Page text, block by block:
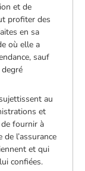
et de
profiter des
en sa
où elle a
sauf
au
et
fournir à
l’assurance
et qui
confiées.